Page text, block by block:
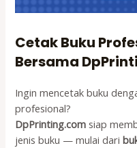
CetakBuku
Bersama
Ingin mencetak buku
profesional?
DpPrinting.com siap
jenis buku — mulai dari